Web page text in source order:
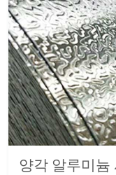
양각 알루미늄